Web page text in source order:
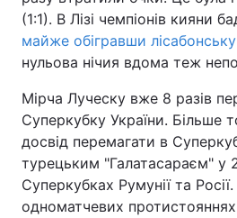
(1:1). В Лізі чемпіонів кияни
майже обігравши
нульова нічия вдома теж
Мірча Луческу вже 8 разів
Суперкубку України. Більше
досвід перемагати в
турецьким "Галатасараєм" у
Суперкубках Румунії та
одноматчевих